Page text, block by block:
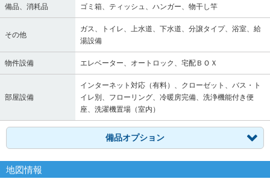
備品、消耗品 ゴミ箱、ティッシュ、ハンガー、物干し竿
その他
ガス、トイレ、上水道、下水道、分譲タイプ、浴室、給
湯設備
物件設備 エレベーター、オートロック、宅配ＢＯＸ
部屋設備
インターネット対応（有料）、クローゼット、バス・ト
イレ別、フローリング、冷暖房完備、洗浄機能付き便
座、洗濯機置場（室内）
備品オプション
地図情報